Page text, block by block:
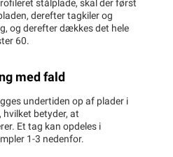
stålplade, skal der først
derefter tagkiler og
og derefter dækkes det hele
60.
med fald
undertiden op af plader i
hvilket betyder, at
Et tag kan opdeles i
1-3 nedenfor.